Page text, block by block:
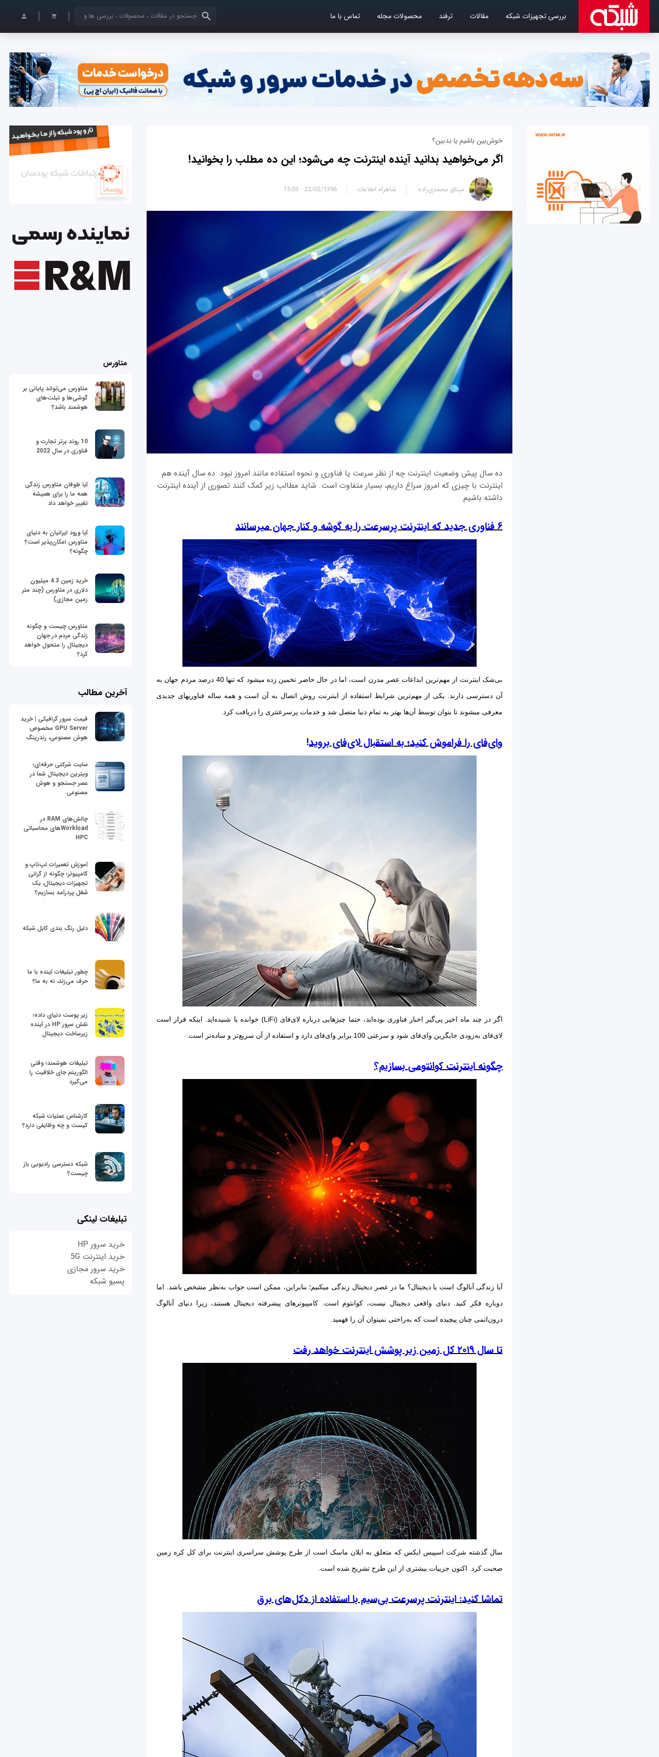
بررسی تجهیزات شبکه مقالات ترفند محصولات مجله تماس با ما کلمات کلیدی خود را وارد کنید
خوش‌بین باشیم یا بدبین؟
اگر می‌خواهید بدانید آینده اینترنت چه می‌شود؛ این ده مطلب را بخوانید!
22/02/1396 - 15:03 میثاق محمدی‌زاده شاهراه اطلاعات
ده سال پیش وضعیت اینترنت چه از نظر سرعت یا فناوری‌ و نحوه استفاده مانند امروز نبود. ده سال آینده هم
اینترنت با چیزی که امروز سراغ داریم، بسیار متفاوت است. شاید مطالب زیر کمک کنند تصوری از آینده اینترنت
داشته باشیم.
۶ فناوری جدید که اینترنت پرسرعت را به گوشه و کنار جهان می‎رسانند
بی‌شک اینترنت از مهم‌ترین ابداعات عصر مدرن است، اما در حال حاضر تخمین زده می‎شود که تنها 40 درصد مردم جهان به
آن دسترسی دارند. یکی از مهم‌ترین شرایط استفاده از اینترنت روش اتصال به آن است و همه ساله فناوری‎های جديدی
معرفی می‎شوند تا بتوان توسط آن‌ها بهتر به تمام دنیا متصل شد و خدمات پرسرعت‎تری را دریافت کرد.
وای‌فای را فراموش کنید؛ به استقبال لای‌فای بروید!
اگر در چند ماه اخیر پی‌گیر اخبار فناوری بوده‌اید، حتما چیزهایی درباره لای‌فای (LiFi) خوانده یا شنیده‌اید. اینکه قرار است
لای‌فای به‌زودی جایگزین وای‌فای شود و سرعتی 100 برابر وای‌فای دارد و استفاده از آن سریع‌تر و ساده‌تر است.
چگونه اینترنت کوانتومی‎ بسازیم؟
آیا زندگی آنالوگ است یا دیجیتال؟ ما در عصر دیجیتال زندگی می‎کنیم؛ بنابراین، ممکن است جواب به‌نظر مشخص باشد. اما
دوباره فکر کنید. دنیای واقعی دیجیتال نیست، کوانتوم است. کامپیوترهای پیشرفته دیجیتال هستند، زیرا دنیای آنالوگ
درون‌اتمی‎ چنان پیچیده است که به‌راحتی نمی‎توان آن را فهمید.
تا سال ۲۰۱۹ کل زمین زیر پوشش اینترنت خواهد رفت
سال گذشته شرکت اسپیس ایکس که متعلق به ایلان ماسک است از طرح پوشش سراسری اینترنت برای کل کره زمین
صحبت کرد. اکنون جزییات بیشتری از این طرح تشریح شده است.
تماشا کنید: اینترنت پرسرعت بی‌سیم با استفاده از دکل‌های برق
متاورس
متاورس می‌تواند پایانی بر
گوشی‌ها و تبلت‌های
هوشمند باشد؟
10 روند برتر تجارت و
فناوری در سال 2022
آیا طوفان متاورس زندگی
همه ما را برای همیشه
تغییر خواهد داد
آیا ورود ایرانیان به دنیای
متاورس امکان‌پذیر است؟
چگونه؟
خرید زمین 4.3 میلیون
دلاری در متاورس (چند متر
زمین مجازی)
متاورس چیست و چگونه
زندگی مردم در جهان
دیجیتال را متحول خواهد
کرد؟
آخرین مطالب
قیمت سرور گرافیکی | خرید
GPU Server مخصوص
هوش مصنوعی، رندرینگ
سایت شرکتی حرفه‌ای؛
ویترین دیجیتال شما در
عصر جستجو و هوش
مصنوعی
چالش‌های RAM در
Workloadهای محاسباتی
HPC
آموزش تعمیرات لپ‌تاپ و
کامپیوتر؛ چگونه از گرانی
تجهیزات دیجیتال، یک
شغل پردرآمد بسازیم؟
دلیل رنگ بندی کابل شبکه
چطور تبلیغات آینده با ما
حرف می‌زند، نه به ما؟
زیر پوست دنیای داده؛
نقش سرور HP در آینده
زیرساخت دیجیتال
تبلیغات هوشمند؛ وقتی
الگوریتم جای خلاقیت را
می‌گیرد
کارشناس عملیات شبکه
کیست و چه وظایفی دارد؟
شبکه دسترسی رادیویی باز
چیست؟
تبلیغات لینکی
خرید سرور HP
خرید اینترنت 5G
خرید سرور مجازی
پسیو شبکه